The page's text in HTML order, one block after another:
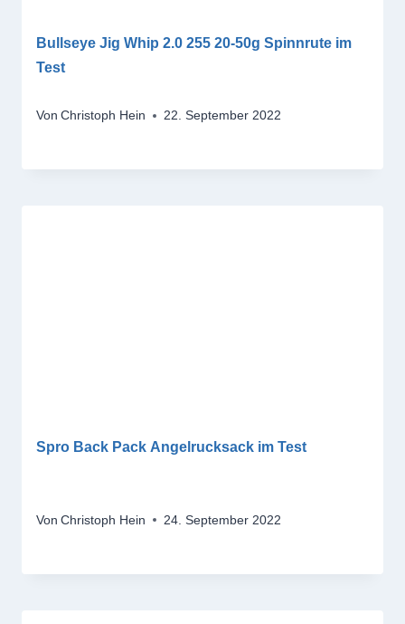
Bullseye Jig Whip 2.0 255 20-50g Spinnrute im
Test
Von Christoph Hein 22. September 2022
Spro Back Pack Angelrucksack im Test
Von Christoph Hein 24. September 2022